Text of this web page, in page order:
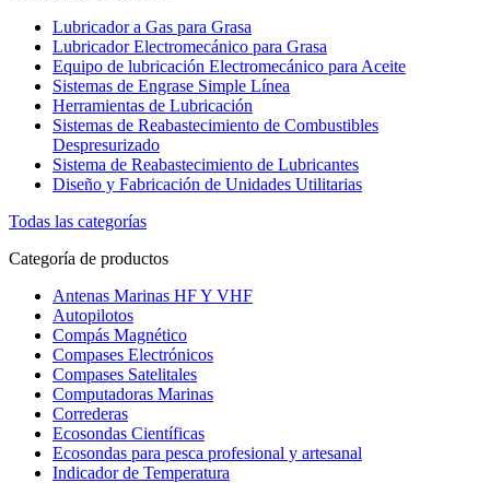
Lubricador a Gas para Grasa
Lubricador Electromecánico para Grasa
Equipo de lubricación Electromecánico para Aceite
Sistemas de Engrase Simple Línea
Herramientas de Lubricación
Sistemas de Reabastecimiento de Combustibles
Despresurizado
Sistema de Reabastecimiento de Lubricantes
Diseño y Fabricación de Unidades Utilitarias
Todas las categorías
Categoría de productos
Antenas Marinas HF Y VHF
Autopilotos
Compás Magnético
Compases Electrónicos
Compases Satelitales
Computadoras Marinas
Correderas
Ecosondas Científicas
Ecosondas para pesca profesional y artesanal
Indicador de Temperatura